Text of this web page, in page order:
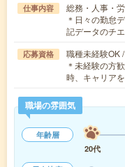
仕事内容
総務・人事・
＊日々の勤怠
記データのチ
応募資格
職種未経験OK
＊未経験の方
時、キャリア
職場の雰囲気
年齢層
20代